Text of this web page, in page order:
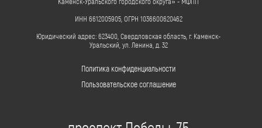
ИНН 6612005905, ОГРН 1036600620462
Юридический адрес: 623400, Свердловская область, г. Каменск-
Уральский, ул. Ленина, д. 32
Политика конфиденциальности
Пользовательское соглашение